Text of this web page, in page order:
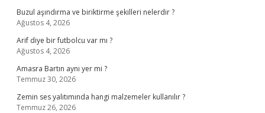
Buzul aşındırma ve biriktirme şekilleri nelerdir ?
Ağustos 4, 2026
Arif diye bir futbolcu var mı ?
Ağustos 4, 2026
Amasra Bartın aynı yer mi ?
Temmuz 30, 2026
Zemin ses yalıtımında hangi malzemeler kullanılır ?
Temmuz 26, 2026